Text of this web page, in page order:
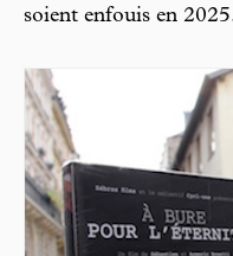
soient enfouis en